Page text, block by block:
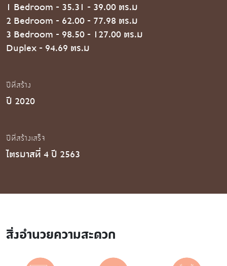
1 Bedroom - 35.31 - 39.00 ตร.ม
2 Bedroom - 62.00 - 77.98 ตร.ม
3 Bedroom - 98.50 - 127.00 ตร.ม
Duplex - 94.69 ตร.ม
ปีที่สร้าง
ปี 2020
ปีที่สร้างเสร็จ
ไตรมาสที่ 4 ปี 2563
สิ่งอำนวยความสะดวก